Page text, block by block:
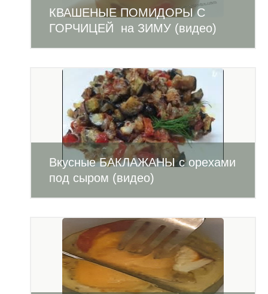
КВАШЕНЫЕ ПОМИДОРЫ С
ГОРЧИЦЕЙ на ЗИМУ (видео)
Вкусные БАКЛАЖАНЫ с орехами
под сыром (видео)